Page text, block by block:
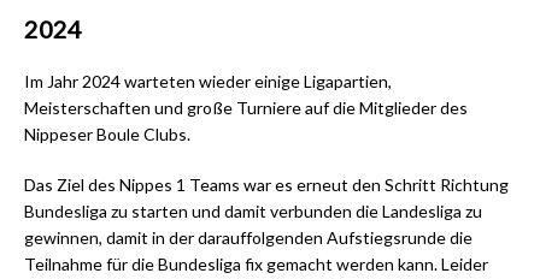
2 024
Im Jahr 2024 warteten wieder einige Ligapartien,
Meisterschaften und große Turniere auf die Mitglieder des
Nippeser Boule Clubs.
Das Ziel des Nippes 1 Teams war es erneut den Schritt Richtung
Bundesliga zu starten und damit verbunden die Landesliga zu
gewinnen, damit in der darauffolgenden Aufstiegsrunde die
Teilnahme für die Bundesliga fix gemacht werden kann. Leider